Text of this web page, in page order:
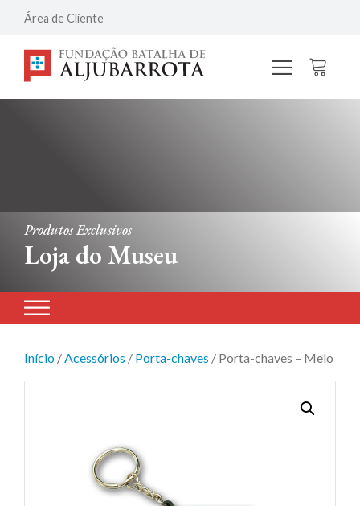
Área de Cliente
Produtos Exclusivos
Loja do Museu
Início /Acessórios / Porta-chaves / Porta-chaves – Melo